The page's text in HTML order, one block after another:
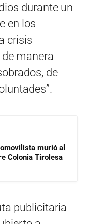
durante un
en los
crisis
manera
de
murió al
Colonia Tirolesa
publicitaria